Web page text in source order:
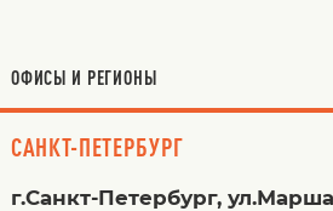
ОФИСЫ И РЕГИОНЫ
САНКТ-ПЕТЕРБУРГ
г.Санкт-Петербург,